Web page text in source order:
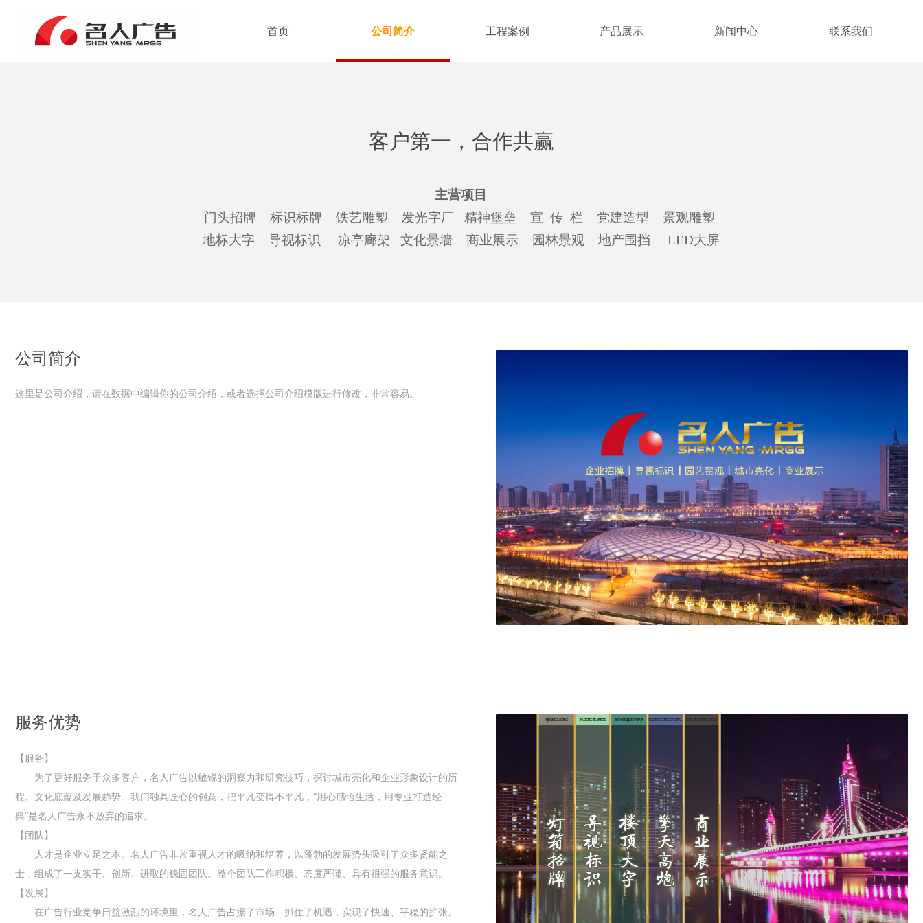
首页 公司简介 工程案例 产品展示 新闻中心 联系我们
主营项目
门头招牌 标识标牌 铁艺雕塑 发光字厂 精神堡垒 宣 传 栏 党建造型 景观雕塑
地标大字 导视标识 凉亭廊架 文化景墙 商业展示 园林景观 地产围挡 LED大屏
客户第一，合作共赢
公司简介
服务优势
【服务】
为了更好服务于众多客户，名人广告以敏锐的洞察力和研究技巧，探讨城市亮化和企业形象设计的历
程、文化底蕴及发展趋势。我们独具匠心的创意，把平凡变得不平凡，“用心感悟生活，用专业打造经
典”是名人广告永不放弃的追求。
【团队】
人才是企业立足之本。名人广告非常重视人才的吸纳和培养，以蓬勃的发展势头吸引了众多贤能之
士，组成了一支实干、创新、进取的稳固团队。整个团队工作积极、态度严谨、具有很强的服务意识。
【发展】
在广告行业竞争日益激烈的环境里，名人广告占据了市场、抓住了机遇，实现了快速、平稳的扩张。
这里是公司介绍，请在数据中编辑你的公司介绍，或者选择公司介绍模版进行修改，非常容易。